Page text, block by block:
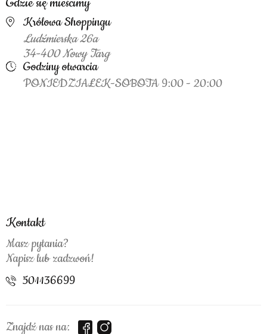
Królowa Shoppingu
Ludźmierska 26a
34-400 Nowy Targ
Godziny otwarcia
PONIEDZIAŁEK-SOBOTA 9:00 - 20:00
Kontakt
Masz pytania?
Napisz lub zadzwoń!
501136699
Znajdź nas na: